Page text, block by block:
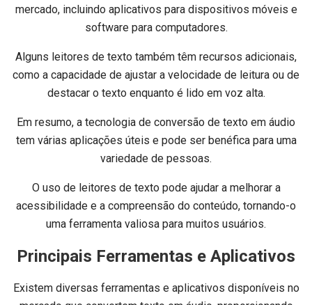
mercado, incluindo aplicativos para dispositivos móveis e
software para computadores.
Alguns leitores de texto também têm recursos adicionais,
como a capacidade de ajustar a velocidade de leitura ou de
destacar o texto enquanto é lido em voz alta.
Em resumo, a tecnologia de conversão de texto em áudio
tem várias aplicações úteis e pode ser benéfica para uma
variedade de pessoas.
O uso de leitores de texto pode ajudar a melhorar a
acessibilidade e a compreensão do conteúdo, tornando-o
uma ferramenta valiosa para muitos usuários.
Principais Ferramentas e Aplicativos
Existem diversas ferramentas e aplicativos disponíveis no